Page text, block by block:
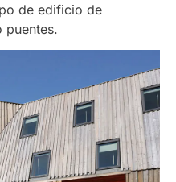
de edificio de
puentes.